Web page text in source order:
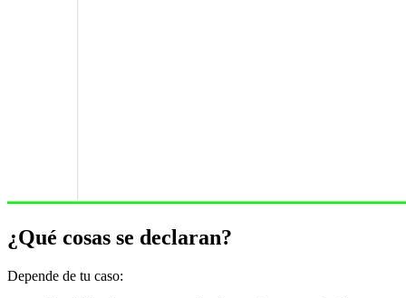
¿Qué cosas se declaran?
Depende de tu caso: